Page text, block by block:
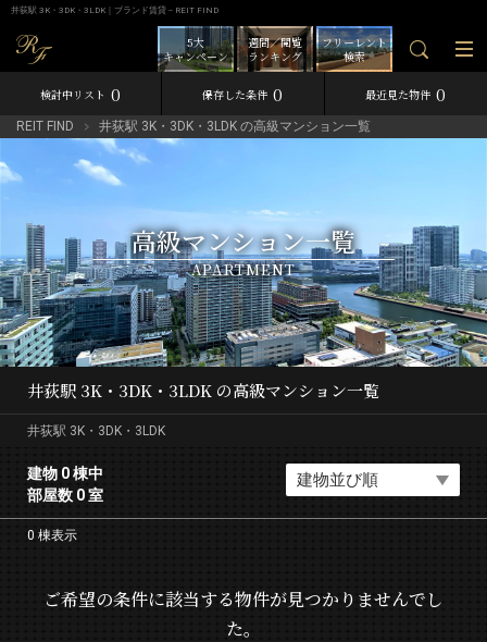
井荻駅 3K・3DK・3LDK｜ブランド賃貸－REIT FIND
フリーレント
検索
週間／閲覧
ランキング
5大
キャンペーン
検討中リスト 0 保存した条件 0 最近見た物件 0
REIT FIND 井荻駅 3K・3DK・3LDK の高級マンション一覧
高級マンション一覧
APARTMENT
井荻駅 3K・3DK・3LDK の高級マンション一覧
井荻駅 3K・3DK・3LDK
建物 0 棟中
部屋数 0 室
0 棟表示
ご希望の条件に該当する物件が見つかりませんでし
た。